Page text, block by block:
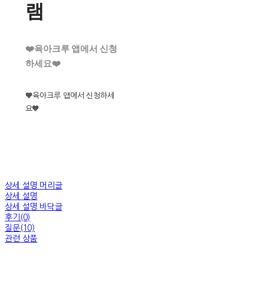
램
❤️육아크루 앱에서 신청
하세요❤️
🧡육아크루 앱에서 신청하세
요🧡
상세 설명 머리글
상세 설명
상세 설명 바닥글
후기(0)
질문(10)
관련 상품